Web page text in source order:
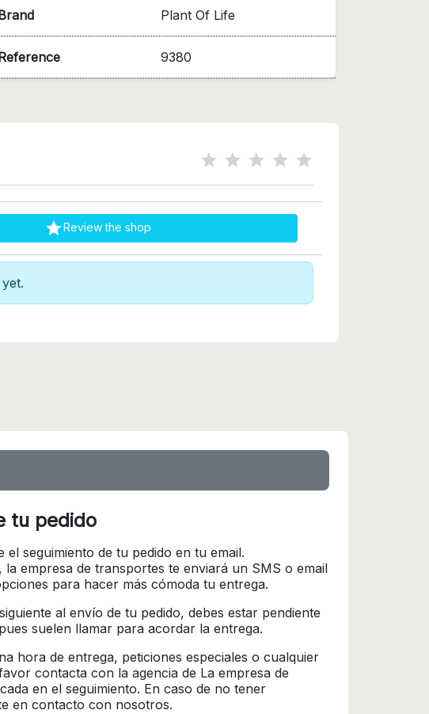
Plant Of Life
9380
Review the shop
tu pedido
el seguimiento de tu pedido en tu email.
la empresa de transportes te enviará un SMS o email
para hacer más cómoda tu entrega.
al envío de tu pedido, debes estar pendiente
suelen llamar para acordar la entrega.
hora de entrega, peticiones especiales o cualquier
contacta con la agencia de La empresa de
en el seguimiento. En caso de no tener
en contacto con nosotros.